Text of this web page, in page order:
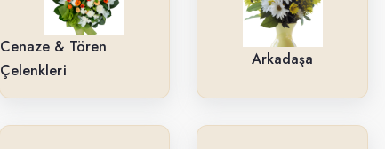
Cenaze & Tören
Çelenkleri
Arkadaşa